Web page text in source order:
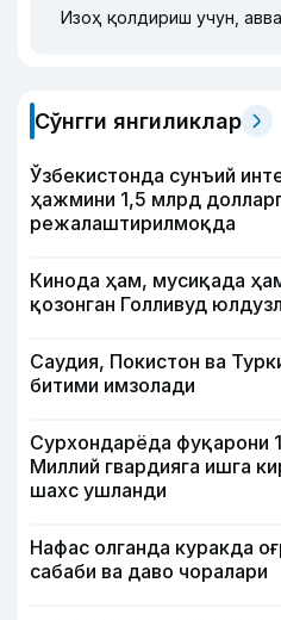
Изоҳ қолдириш учун,
Сўнгги янгиликлар
Ўзбекистонда сунъий
ҳажмини 1,5 млрд
режалаштирилмоқда
Кинода ҳам, мусиқада
қозонган Голливуд
Саудия, Покистон ва
битими имзолади
Сурхондарёда фуқарони
Миллий гвардияга ишга
шахс ушланди
Нафас олганда куракда
сабаби ва даво чоралари